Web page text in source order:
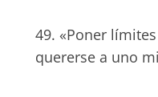
49. «Poner
quererse a uno